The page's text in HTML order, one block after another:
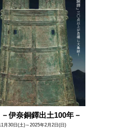
伊奈銅鐸出土100年－
月30日(土)～2025年2月2日(日)